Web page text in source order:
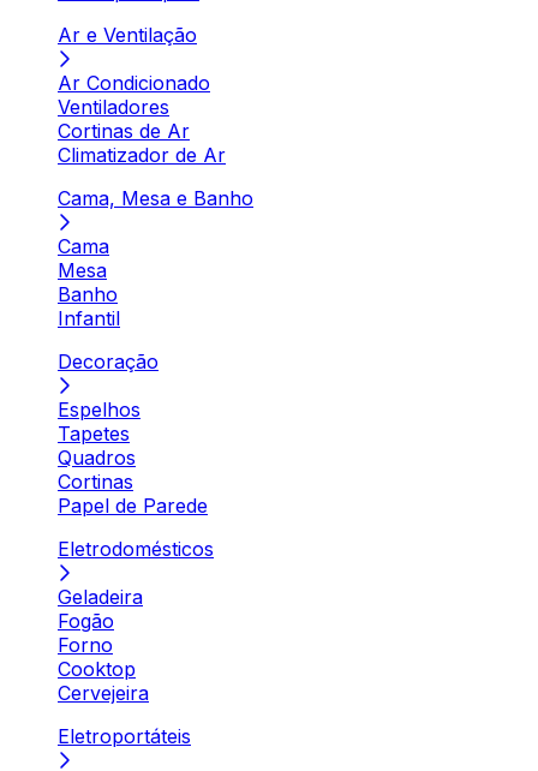
Ar e Ventilação
Ar Condicionado
Ventiladores
Cortinas de Ar
Climatizador de Ar
Cama, Mesa e Banho
Cama
Mesa
Banho
Infantil
Decoração
Espelhos
Tapetes
Quadros
Cortinas
Papel de Parede
Eletrodomésticos
Geladeira
Fogão
Forno
Cooktop
Cervejeira
Eletroportáteis